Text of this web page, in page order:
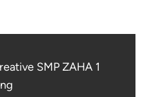
SMP ZAHA 1